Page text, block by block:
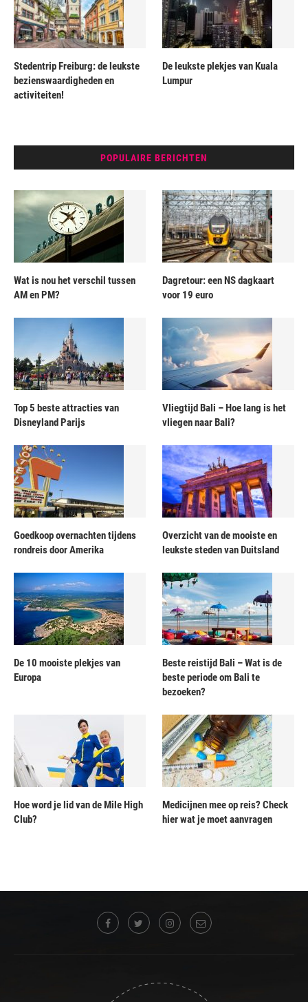
Stedentrip Freiburg: de leukste
bezienswaardigheden en
activiteiten!
De leukste plekjes van Kuala
Lumpur
POPULAIRE BERICHTEN
Wat is nou het verschil tussen
AM en PM?
Dagretour: een NS dagkaart
voor 19 euro
Top 5 beste attracties van
Disneyland Parijs
Vliegtijd Bali – Hoe lang is het
vliegen naar Bali?
Goedkoop overnachten tijdens
rondreis door Amerika
Overzicht van de mooiste en
leukste steden van Duitsland
De 10 mooiste plekjes van
Europa
Beste reistijd Bali – Wat is de
beste periode om Bali te
bezoeken?
Hoe word je lid van de Mile High
Club?
Medicijnen mee op reis? Check
hier wat je moet aanvragen